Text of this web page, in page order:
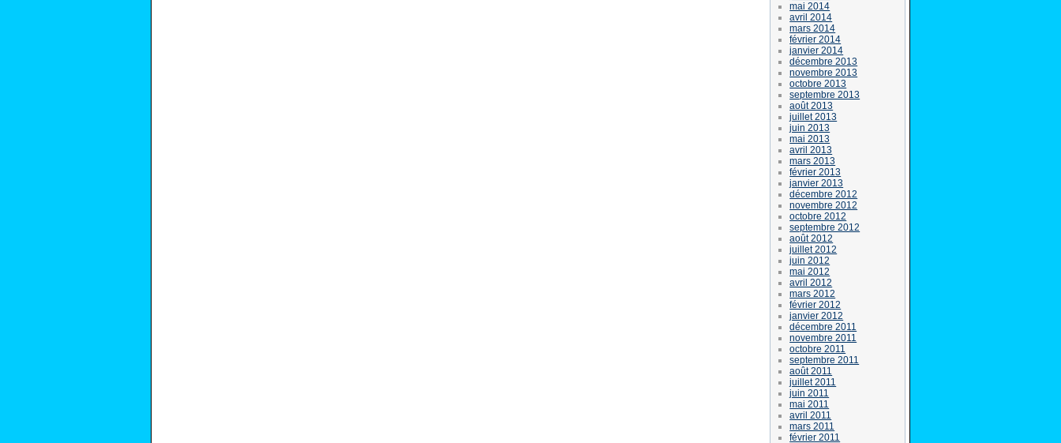
mai 2014
avril 2014
mars 2014
février 2014
janvier 2014
décembre 2013
novembre 2013
octobre 2013
septembre 2013
août 2013
juillet 2013
juin 2013
mai 2013
avril 2013
mars 2013
février 2013
janvier 2013
décembre 2012
novembre 2012
octobre 2012
septembre 2012
août 2012
juillet 2012
juin 2012
mai 2012
avril 2012
mars 2012
février 2012
janvier 2012
décembre 2011
novembre 2011
octobre 2011
septembre 2011
août 2011
juillet 2011
juin 2011
mai 2011
avril 2011
mars 2011
février 2011